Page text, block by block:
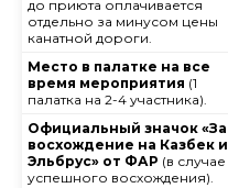
до приюта оплачивается
отдельно за минусом цены
канатной дороги.
Место в палатке на все
время мероприятия (1
палатка на 2-4 участника).
Официальный значок «За
восхождение на Казбек и
Эльбрус» от ФАР (в случае
успешного восхождения).